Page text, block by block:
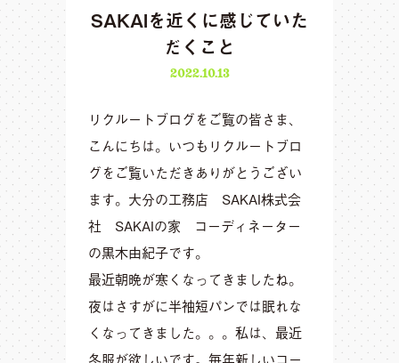
SAKAIを近くに感じていた
だくこと
2022.10.13
リクルートブログをご覧の皆さま、
こんにちは。いつもリクルートブロ
グをご覧いただきありがとうござい
ます。大分の工務店 SAKAI株式会
社 SAKAIの家 コーディネーター
の黒木由紀子です。
最近朝晩が寒くなってきましたね。
夜はさすがに半袖短パンでは眠れな
くなってきました。。。私は、最近
冬服が欲しいです。毎年新しいコー